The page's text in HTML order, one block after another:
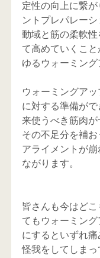
定性の向上に繋
ントプレパレー
動域と筋の柔軟
て高めていくこ
ゆるウォーミング
ウォーミングア
に対する準備が
来使うべき筋肉が
その不足分を補
アライメントが
ながります。
皆さんも今はどこ
てもウォーミン
にするといずれ痛
怪我をしてしまっ